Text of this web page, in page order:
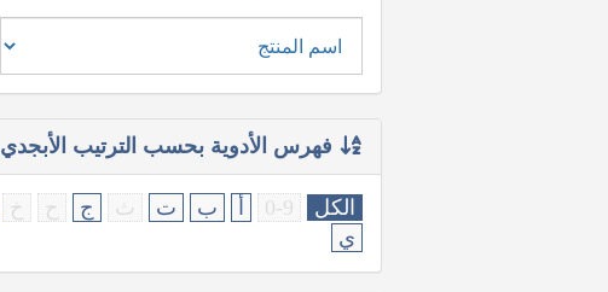
فهرس الأدوية بحسب الترتيب الأبجدي
الكل 0-9 ب ت ث ج ح خ
ي